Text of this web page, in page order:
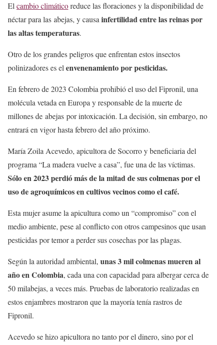
Elcambio climáticoreduce las floraciones y la disponibilidad de
néctar para las abejas, y causainfertilidad entre las reinas por
las altas temperaturas.
Otro de los grandes peligros que enfrentan estos insectos
polinizadores es elenvenenamiento por pesticidas.
En febrero de 2023 Colombia prohibió el uso del Fipronil, una
molécula vetada en Europa y responsable de la muerte de
millones de abejas por intoxicación. La decisión, sin embargo, no
entrará en vigor hasta febrero del año próximo.
María Zoila Acevedo, apicultora de Socorro y beneficiaria del
programa “La madera vuelve a casa”, fue una de las víctimas.
Sólo en 2023 perdió más de la mitad de sus colmenas por el
uso de agroquímicos en cultivos vecinos como el café.
Esta mujer asume la apicultura como un “compromiso” con el
medio ambiente, pese al conflicto con otros campesinos que usan
pesticidas por temor a perder sus cosechas por las plagas.
Según la autoridad ambiental, unas 3 mil colmenas mueren al
año en Colombia, cada una con capacidad para albergar cerca de
50 milabejas, a veces más. Pruebas de laboratorio realizadas en
estos enjambres mostraron que la mayoría tenía rastros de
Fipronil.
Acevedo se hizo apicultora no tanto por el dinero, sino por el